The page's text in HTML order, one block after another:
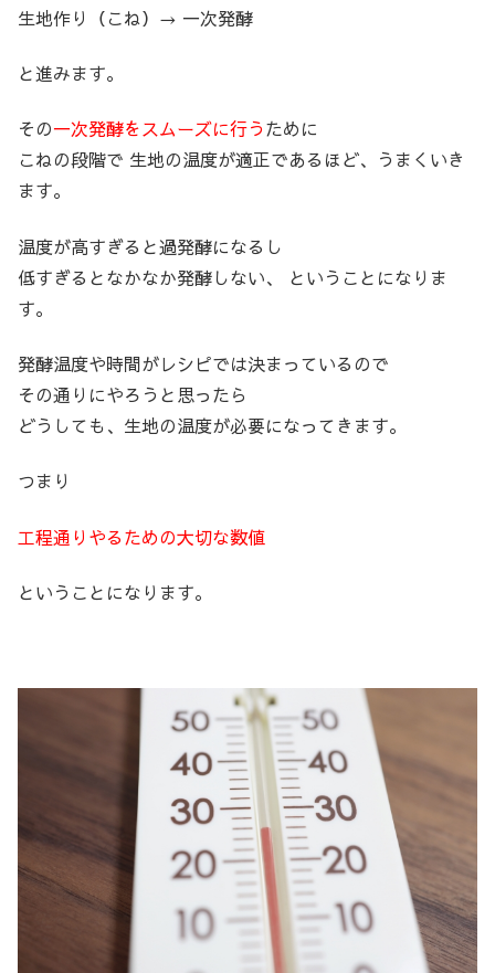
生地作り（こね）→ 一次発酵
と進みます。
その一次発酵をスムーズに行うために
こねの段階で 生地の温度が適正であるほど、うまくいき
ます。
温度が高すぎると過発酵になるし
低すぎるとなかなか発酵しない、 ということになりま
す。
発酵温度や時間がレシピでは決まっているので
その通りにやろうと思ったら
どうしても、生地の温度が必要になってきます。
つまり
工程通りやるための大切な数値
ということになります。